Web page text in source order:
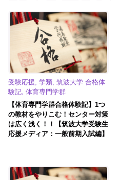
受験応援, 学類, 筑波大学 合格体
験記, 体育専門学群
【体育専門学群合格体験記】1つ
の教材をやりこむ！センター対策
は広く浅く！！【筑波大学受験生
応援メディア：一般前期入試編】